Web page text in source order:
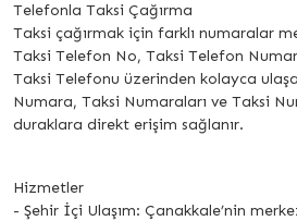
Telefonla Taksi Çağırma
Taksi çağırmak için farklı numaralar
Taksi Telefon No, Taksi Telefon
Taksi Telefonu üzerinden kolayca
Numara, Taksi Numaraları ve Taksi
duraklara direkt erişim sağlanır.
Hizmetler
- Şehir İçi Ulaşım: Çanakkale’nin